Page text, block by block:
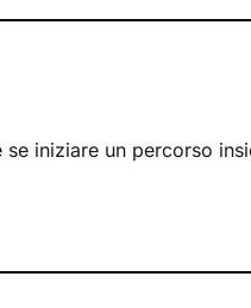
iniziare un percorso